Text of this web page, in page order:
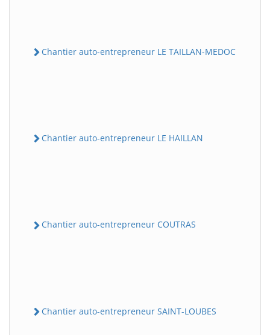
Chantier auto-entrepreneur LE TAILLAN-MEDOC
Chantier auto-entrepreneur LE HAILLAN
Chantier auto-entrepreneur COUTRAS
Chantier auto-entrepreneur SAINT-LOUBES